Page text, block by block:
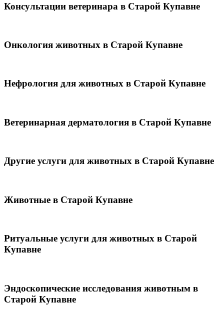
Консультации ветеринара в Старой Купавне
Онкология животных в Старой Купавне
Нефрология для животных в Старой Купавне
Ветеринарная дерматология в Старой Купавне
Другие услуги для животных в Старой Купавне
Животные в Старой Купавне
Ритуальные услуги для животных в Старой
Купавне
Эндоскопические исследования животным в
Старой Купавне